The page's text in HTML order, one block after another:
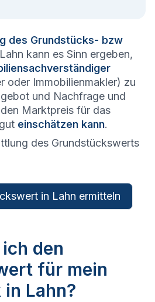
des Grundstücks- bzw
kann es Sinn ergeben,
oder Immobilienmakler) zu
und Nachfrage und
Marktpreis für das
einschätzen kann.
des Grundstückswerts
in Lahn ermitteln
den
für mein
Lahn?